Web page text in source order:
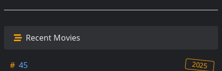
Recent Movies
# 45 2025